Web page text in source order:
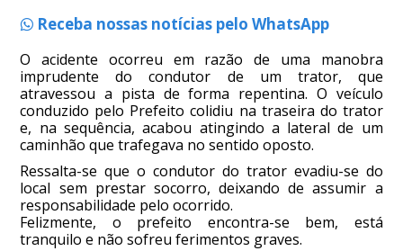
Receba nossas notícias pelo WhatsApp
O acidente ocorreu em razão de uma manobra
imprudente do condutor de um trator, que
atravessou a pista de forma repentina. O veículo
conduzido pelo Prefeito colidiu na traseira do trator
e, na sequência, acabou atingindo a lateral de um
caminhão que trafegava no sentido oposto.
Ressalta-se que o condutor do trator evadiu-se do
local sem prestar socorro, deixando de assumir a
responsabilidade pelo ocorrido.
Felizmente, o prefeito encontra-se bem, está
tranquilo e não sofreu ferimentos graves.